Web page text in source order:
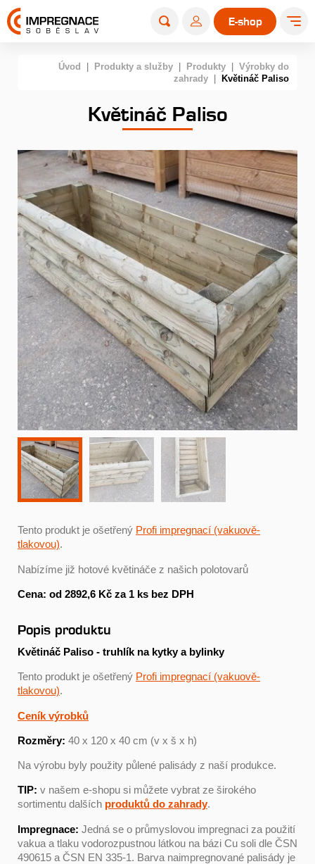
E-shop
Úvod Produkty a služby Produkty
Výrobky do
zahrady
Květináč Paliso
Květináč Paliso
Tento produkt je ošetřený Profi impregnací (vakuově-
tlakovou).
Nabízíme již hotové květináče z našich polotovarů
Cena: od 2892,6 Kč za 1 ks bez DPH
Popis produktu
Květináč Paliso - truhlík na kytky a bylinky
Tento produkt je ošetřený Profi impregnací (vakuově-
tlakovou).
Ceník výrobků
Rozměry: 40 x 120 x 40 cm (v x š x h)
Na výrobu byly použity půlené palisády z naší produkce.
TIP: v našem e-shopu si můžete vybrat ze širokého
sortimentu dalších produktů do zahrady.
Impregnace: Jedná se o průmyslovou impregnaci za použití
vakua a tlaku vodorozpustnou látkou na bázi Cu soli dle ČSN
490615 a ČSN EN 335-1. Barva naimpregnované palisády je